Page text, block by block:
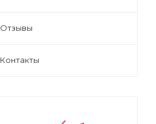
Отзывы
Контакты